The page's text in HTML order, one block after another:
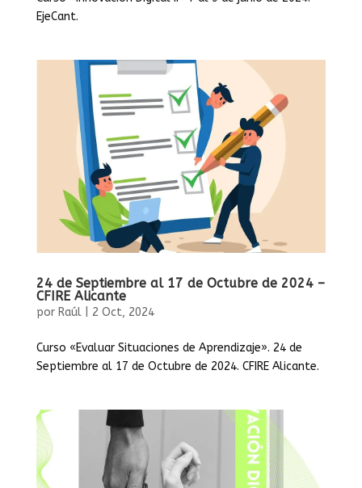
EjeCant.
24 de Septiembre al 17 de Octubre de 2024 –
CFIRE Alicante
por Raúl| 2 Oct, 2024
Curso «Evaluar Situaciones de Aprendizaje». 24 de
Septiembre al 17 de Octubre de 2024. CFIRE Alicante.